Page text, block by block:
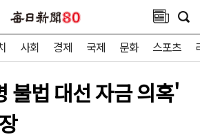
사회 경제 국제 문화 스포츠
불법 대선 자금 의혹'